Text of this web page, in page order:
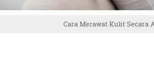
Cara Merawat Kulit Secara